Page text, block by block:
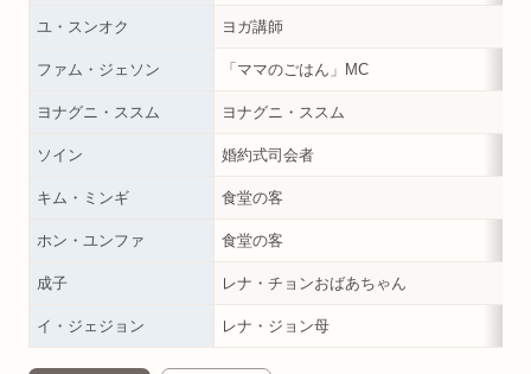
ユ・スンオク ヨガ講師
ファム・ジェソン 「ママのごはん」MC
ヨナグニ・ススム ヨナグニ・ススム
ソイン 婚約式司会者
キム・ミンギ 食堂の客
ホン・ユンファ 食堂の客
成子 レナ・チョンおばあちゃん
イ・ジェジョン レナ・ジョン母